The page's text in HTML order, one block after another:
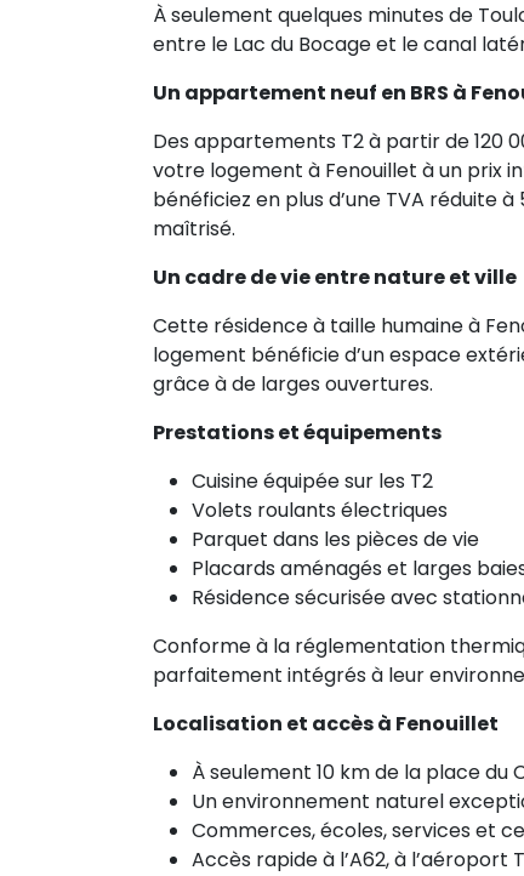
À seulement quelques minutes de
entre le Lac du Bocage et le canal
Un appartement neuf en BRS à
Des appartements T2 à partir de 120
votre logement à Fenouillet à un prix
bénéficiez en plus d’une TVA réduite
maîtrisé.
Un cadre de vie entre nature et ville
Cette résidence à taille humaine à
logement bénéficie d’un espace
grâce à de larges ouvertures.
Prestations et équipements
Cuisine équipée sur les T2
Volets roulants électriques
Parquet dans les pièces de vie
Placards aménagés et larges
Résidence sécurisée avec
Conforme à la réglementation
parfaitement intégrés à leur
Localisation et accès à Fenouillet
À seulement 10 km de la place du
Un environnement naturel
Commerces, écoles, services et
Accès rapide à l’A62, à